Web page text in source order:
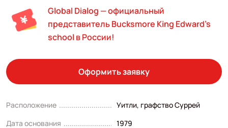
Global Dialog — официальный
представитель Bucksmore King Edward’s
school в России!
Оформить заявку
Расположение
Уитли, графство Суррей
Дата основания
1979